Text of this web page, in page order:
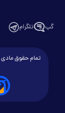
گپ تلگرام
تمام حقوق